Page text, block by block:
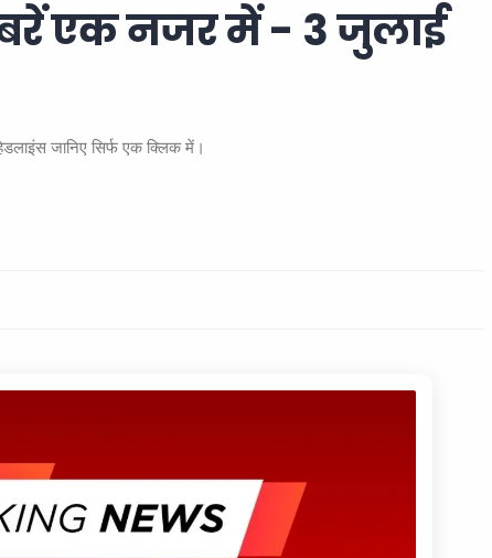
एक नजर में - 3 जुलाई
जानिए सिर्फ एक क्लिक में।